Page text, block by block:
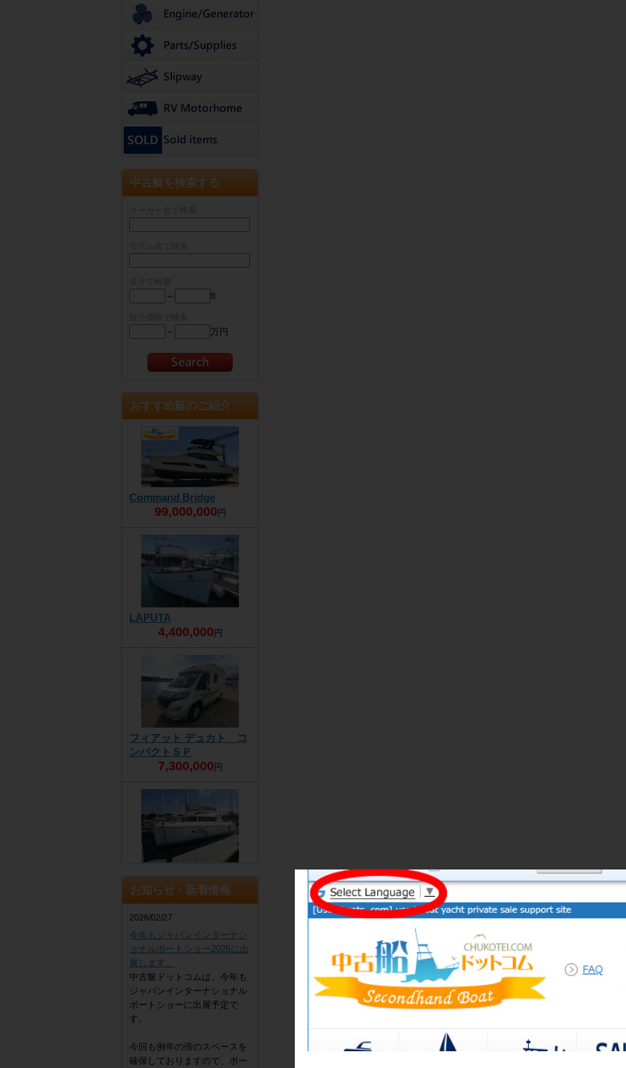
中古艇を検索する
～ ft
～ 万円
おすすめ艇のご紹介
Command Bridge
99,000,000円
LAPUTA
4,400,000 円
フィアット デュカト コ
ンパクトＳＰ
7,300,000 円
EZ
4,300,000円
お知らせ・新着情報
2026/02/27
今年もジャパンインターナシ
ョナルボートショー2026に出
展します。
中古艇ドットコムは、今年も
ジャパンインターナショナル
ボートショーに出展予定で
す。
今回も例年の倍のスペースを
確保しておりますので、ボー